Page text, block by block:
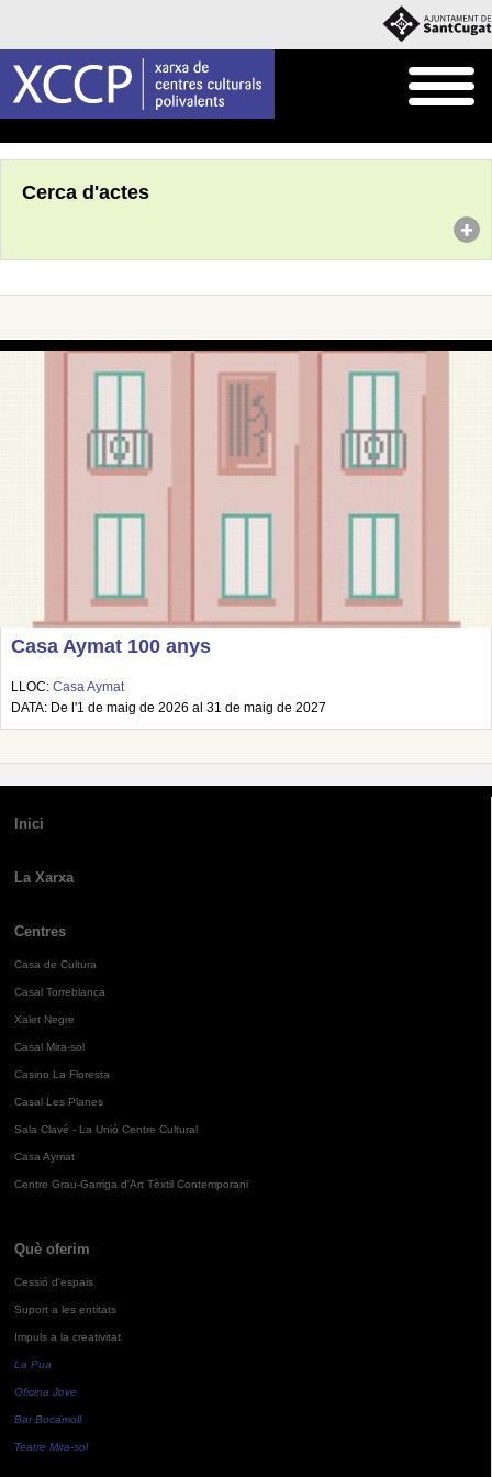
Cerca d'actes
Casa Aymat 100 anys
LLOC: Casa Aymat
DATA: De l'1 de maig de 2026 al 31 de maig de 2027
Inici
La Xarxa
Centres
Casa de Cultura
Casal Torreblanca
Xalet Negre
Casal Mira-sol
Casino La Floresta
Casal Les Planes
Sala Clavé - La Unió Centre Cultural
Casa Aymat
Centre Grau-Garriga d'Art Tèxtil Contemporani
Què oferim
Cessió d'espais
Suport a les entitats
Impuls a la creativitat
La Pua
Oficina Jove
Bar Bocamoll
Teatre Mira-sol